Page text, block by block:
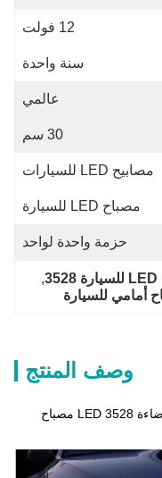
12 فولت
سنة واحدة
عالمي
30 سم
مصابيح LED للسيارات
مصباح LED للسيارة
حزمة واحدة لواحد
,
وصف المنتج
مصباح أمامي للسيارة مقاوم للماء شرائط إضاءة LED 3528 مصباح